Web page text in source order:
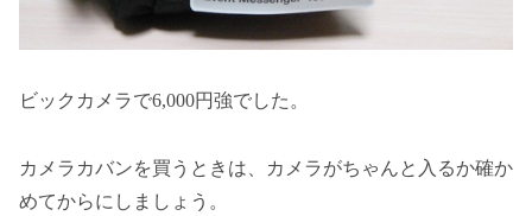
ビックカメラで6,000円強でした。
カメラカバンを買うときは、カメラがちゃんと入るか確か
めてからにしましょう。